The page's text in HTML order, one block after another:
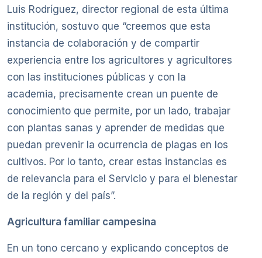
Luis Rodríguez, director regional de esta última
institución, sostuvo que “creemos que esta
instancia de colaboración y de compartir
experiencia entre los agricultores y agricultores
con las instituciones públicas y con la
academia, precisamente crean un puente de
conocimiento que permite, por un lado, trabajar
con plantas sanas y aprender de medidas que
puedan prevenir la ocurrencia de plagas en los
cultivos. Por lo tanto, crear estas instancias es
de relevancia para el Servicio y para el bienestar
de la región y del país”.
Agricultura familiar campesina
En un tono cercano y explicando conceptos de